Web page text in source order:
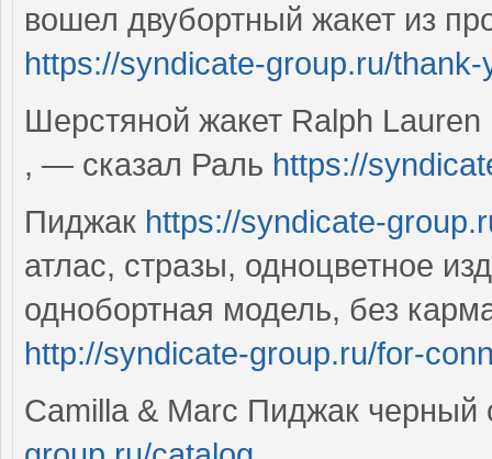
вошел двубортный жакет из
https://syndicate-group.ru/thank-
Шерстяной жакет Ralph Lauren
, — сказал Раль https://
Пиджак https://syndicate-
атлас, стразы, одноцветное
однобортная модель, без
http://syndicate-group.ru/for-
Camilla & Marc Пиджак черный